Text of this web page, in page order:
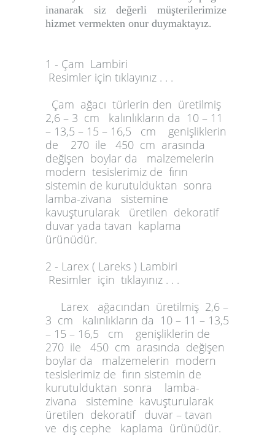
inanarak siz değerli müşterilerimize
hizmet vermekten onur duymaktayız.
1 - Çam Lambiri
Resimler için tıklayınız . . .
Çam ağacı türlerin den üretilmiş
2,6 – 3 cm kalınlıkların da 10 – 11
– 13,5 – 15 – 16,5 cm genişliklerin
de 270 ile 450 cm arasında
değişen boylar da malzemelerin
modern tesislerimiz de fırın
sistemin de kurutulduktan sonra
lamba-zivana sistemine
kavuşturularak üretilen dekoratif
duvar yada tavan kaplama
ürünüdür.
2 - Larex ( Lareks ) Lambiri
Resimler için tıklayınız . . .
Larex ağacından üretilmiş 2,6 –
3 cm kalınlıkların da 10 – 11 – 13,5
– 15 – 16,5 cm genişliklerin de
270 ile 450 cm arasında değişen
boylar da malzemelerin modern
tesislerimiz de fırın sistemin de
kurutulduktan sonra lamba-
zivana sistemine kavuşturularak
üretilen dekoratif duvar – tavan
ve dış cephe kaplama ürünüdür.